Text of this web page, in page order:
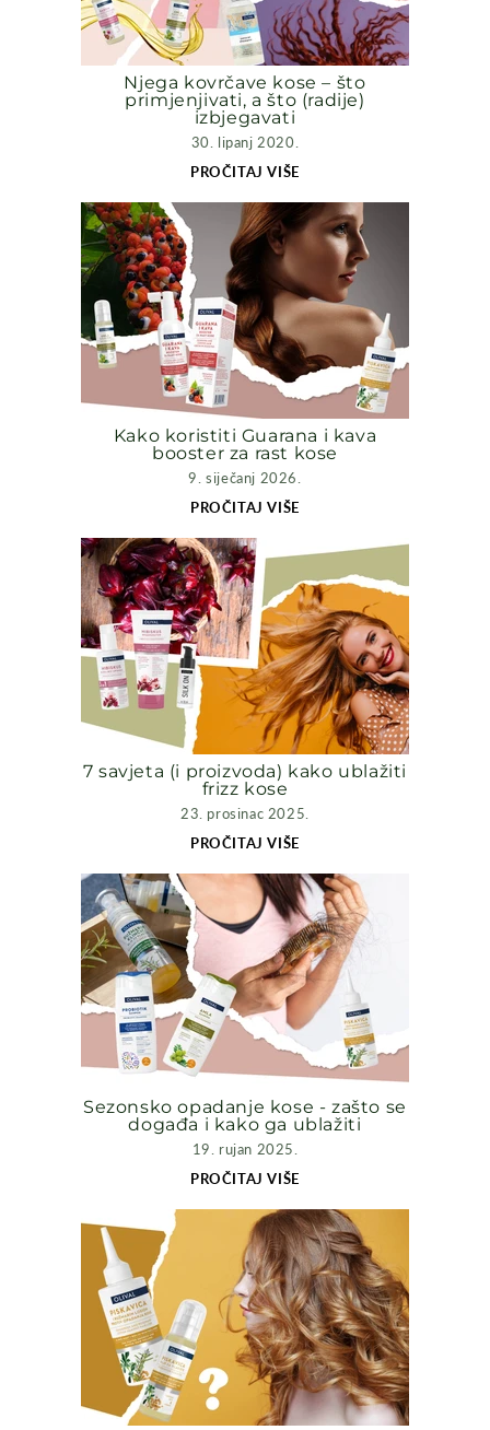
Njega kovrčave kose – što
primjenjivati, a što (radije)
izbjegavati
30. lipanj 2020.
PROČITAJ VIŠE
Kako koristiti Guarana i kava
booster za rast kose
9. siječanj 2026.
PROČITAJ VIŠE
7 savjeta (i proizvoda) kako ublažiti
frizz kose
23. prosinac 2025.
PROČITAJ VIŠE
Sezonsko opadanje kose - zašto se
događa i kako ga ublažiti
19. rujan 2025.
PROČITAJ VIŠE